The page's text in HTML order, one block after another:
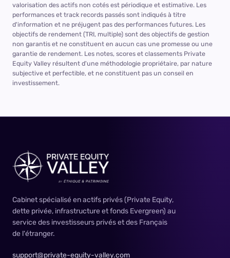
valorisation des actifs non cotés est périodique et estimative. Les
performances et track records passés sont indiqués à titre
d'information et ne préjugent pas des performances futures. Les
objectifs de rendement (TRI, multiple) sont des objectifs de gestion
non garantis et ne constituent en aucun cas une promesse ou une
garantie de rendement. Les notes, scores et classements Private
Equity Valley résultent d'une méthodologie propriétaire, par nature
subjective et perfectible, et ne constituent pas un conseil en
investissement.
Cabinet spécialisé en actifs privés (Private Equity,
dette privée, infrastructure et fonds Evergreen) au
service des investisseurs privés et des Français
de l'étranger.
support@private-equity-valley.com